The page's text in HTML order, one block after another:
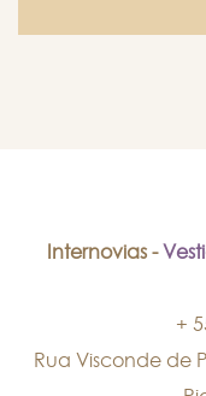
Internovias -
+
Rua Visconde de